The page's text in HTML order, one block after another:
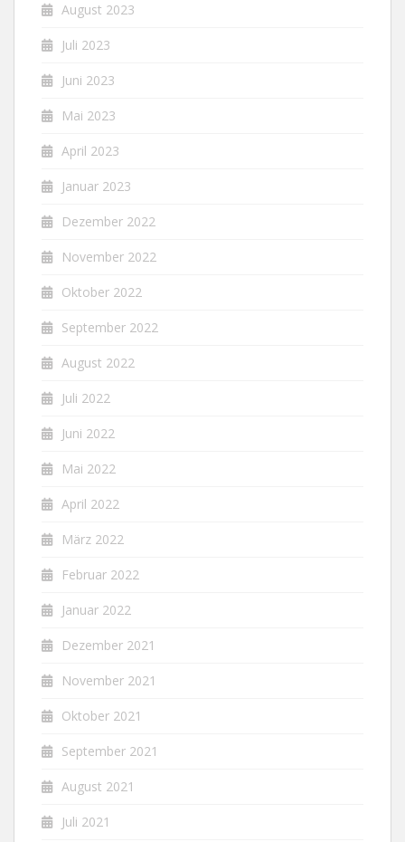
August 2023
Juli 2023
Juni 2023
Mai 2023
April 2023
Januar 2023
Dezember 2022
November 2022
Oktober 2022
September 2022
August 2022
Juli 2022
Juni 2022
Mai 2022
April 2022
März 2022
Februar 2022
Januar 2022
Dezember 2021
November 2021
Oktober 2021
September 2021
August 2021
Juli 2021